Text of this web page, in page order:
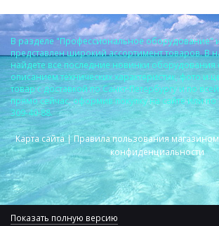
В разделе "Профессиональное оборудование"
представлен широкий ассортимент товаров. В
найдете все последние новинки
описанием технических характеристик, фото и
товар с доставкой по Санкт-Петербургу и по
прямо сейчас, оформив покупку на сайте или по
309-40-88.
Карта сайта |Правила пользования магазином
конфиденциальности
Показать полную версию